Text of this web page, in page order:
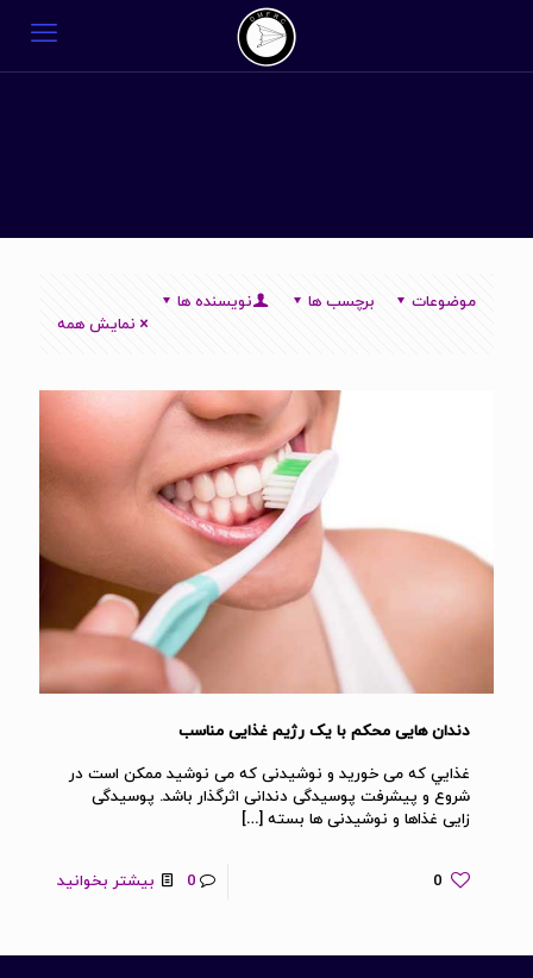
موضوعات برچسب ها
نویسنده ها
نمایش همه
دندان هایی محکم با یک رژیم غذایی مناسب
غذايي که می خوريد و نوشیدنی که می نوشيد ممکن است در
شروع و پيشرفت پوسیدگی دندانی اثرگذار باشد. پوسیدگی
زایی غذاها و نوشیدنی ها بسته […]
0
0 بیشتر بخوانید